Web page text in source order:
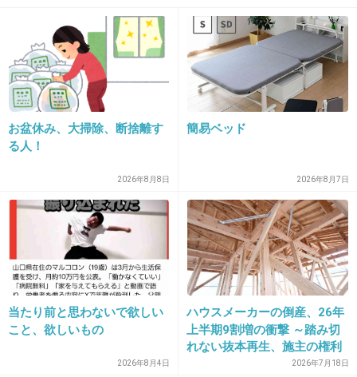
ゆっくり待てばええやん、余裕ないやつ増えた
ね
+46 -1
2026/06/03(水) 14:55:46
>>1
この人だって並んでるのに、あまりに自己中な
お願いだよねw
+72 -1
お盆休み、大掃除、断捨離す
る人！
2026年8月8日
簡易ベッド
2026年8月7日
当たり前と思わないで欲しい
こと、欲しいもの
2026年8月4日
ハウスメーカーの倒産、26年
上半期9割増の衝撃 ～踏み切
れない抜本再生、施主の権利
2026年7月18日